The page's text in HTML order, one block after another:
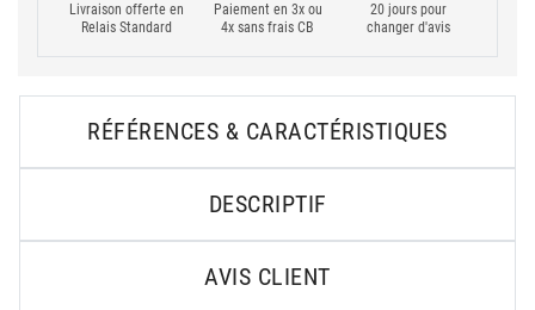
Livraison offerte en
Relais Standard
Paiement en 3x ou
4x sans frais CB
20 jours pour
changer d'avis
RÉFÉRENCES & CARACTÉRISTIQUES
DESCRIPTIF
AVIS CLIENT